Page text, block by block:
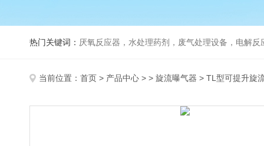
热门关键词： 厌氧反应器，水处理药剂，废气处理设备，电解
当前位置： 首页 > 产品中心 > > 旋流曝气器 > TL型可提升旋